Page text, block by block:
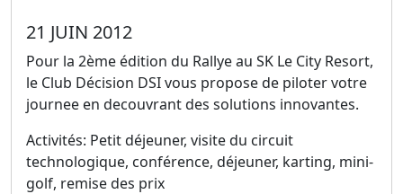
21 JUIN 2012
Pour la 2ème édition du Rallye au SK Le City Resort,
le Club Décision DSI vous propose de piloter votre
journee en decouvrant des solutions innovantes.
Activités: Petit déjeuner, visite du circuit
technologique, conférence, déjeuner, karting, mini-
golf, remise des prix